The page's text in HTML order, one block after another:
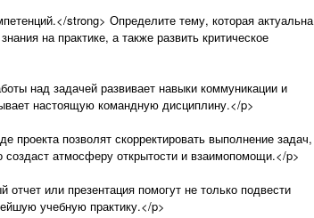
strong> Определите тему, которая актуальна
на практике, а также развить критическое
над задачей развивает навыки коммуникации и
настоящую командную дисциплину.</p>
проекта позволят скорректировать выполнение задач,
атмосферу открытости и взаимопомощи.</p>
или презентация помогут не только подвести
учебную практику.</p>